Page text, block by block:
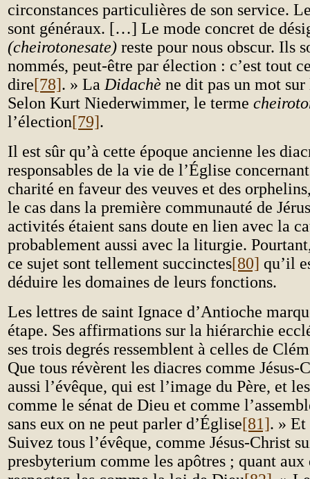
circonstances particulières de son service.
sont généraux. […] Le mode concret de
(cheirotonesate) reste pour nous obscur. Ils
nommés, peut-être par élection : c’est tout
dire[78]. » La Didachè ne dit pas un mot
Selon Kurt Niederwimmer, le terme
l’élection[79].
Il est sûr qu’à cette époque ancienne les
responsables de la vie de l’Église
charité en faveur des veuves et des
le cas dans la première communauté de
activités étaient sans doute en lien avec la
probablement aussi avec la liturgie.
ce sujet sont tellement succinctes[80] qu’il
déduire les domaines de leurs fonctions.
Les lettres de saint Ignace d’Antioche
étape. Ses affirmations sur la hiérarchie
ses trois degrés ressemblent à celles de
Que tous révèrent les diacres comme Jésus-
aussi l’évêque, qui est l’image du Père, et
comme le sénat de Dieu et comme
sans eux on ne peut parler d’Église[81]. » Et
Suivez tous l’évêque, comme Jésus-Christ
presbyterium comme les apôtres ; quant aux